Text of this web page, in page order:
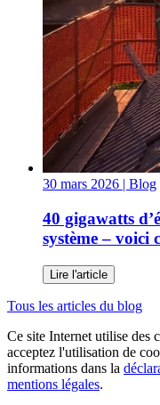
30 mars 2026 | Blog
40 gigawatts
système – voici
Lire l'article
Tous les articles du blog
Ce site Internet utilise des
acceptez l'utilisation de
informations dans la
mentions légales.